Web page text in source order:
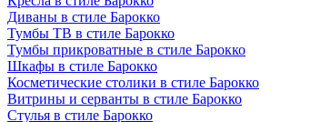
Диваны в стиле Барокко
Тумбы ТВ в стиле Барокко
Тумбы прикроватные в стиле Барокко
Шкафы в стиле Барокко
Косметические столики в стиле Барокко
Витрины и серванты в стиле Барокко
Стулья в стиле Барокко